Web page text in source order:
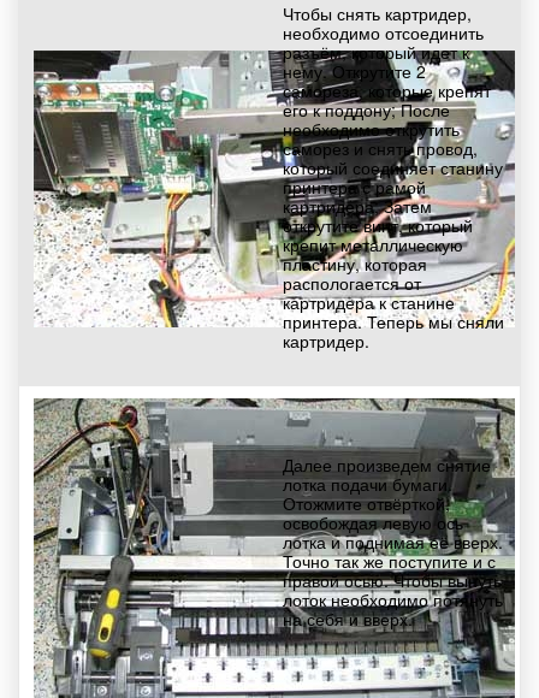
Чтобы снять картридер,
необходимо отсоединить
разъём, который идет к
нему. Открутите 2
самореза, которые крепят
его к поддону; После
необходимо открутить
саморез и снять провод,
который соединяет станину
принтера с рамой
картридера; Затем
открутите винт, который
крепит металлическую
пластину, которая
распологается от
картридера к станине
принтера. Теперь мы сняли
картридер.
Далее произведем снятие
лотка подачи бумаги.
Отожмите отвёрткой,
освобождая левую ось
лотка и поднимая её вверх.
Точно так же поступите и с
правой осью. Чтобы вынуть
лоток необходимо потянуть
на себя и вверх.